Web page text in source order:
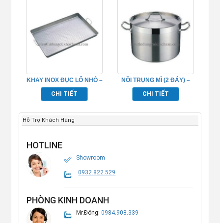
KHAY INOX ĐỤC LỔ NHỎ –
TP696062
CHI TIẾT
NỒI TRỤNG MÌ (2 ĐÁY) –
TP696036
CHI TIẾT
Hỗ Trợ Khách Hàng
HOTLINE
Showroom
0932.822.529
PHÒNG KINH DOANH
Mr.Đông:0984.908.339